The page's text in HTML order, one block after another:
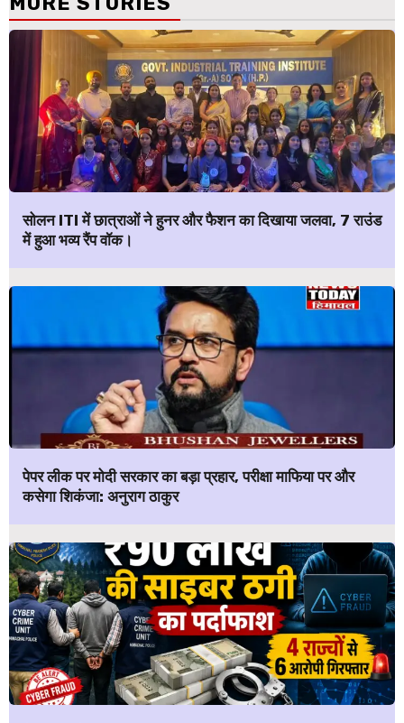
सोलन ITI में छात्राओं ने हुनर और फैशन का दिखाया जलवा, 7 राउंड
में हुआ भव्य रैंप वॉक।
पेपर लीक पर मोदी सरकार का बड़ा प्रहार, परीक्षा माफिया पर और
कसेगा शिकंजा: अनुराग ठाकुर